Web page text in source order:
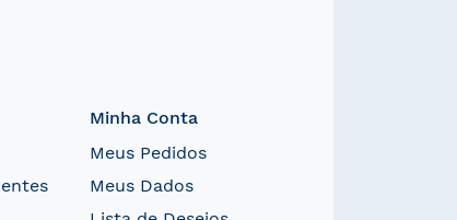
Minha Conta
Meus Pedidos
Meus Dados